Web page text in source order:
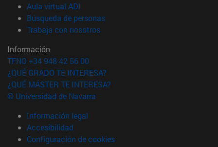
Aula virtual ADI
Búsqueda de personas(abre en nueva ventana)
Trabaja con nosotros(abre en nueva ventana)
Información
TFNO +34 948 42 56 00
¿QUÉ GRADO TE INTERESA?
¿QUÉ MÁSTER TE INTERESA?
© Universidad de Navarra
Información legal
Accesibilidad
Configuración de cookies